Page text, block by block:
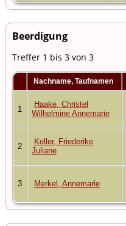
Beerdigung
Treffer 1 bis 3 von 3
Nachname, Taufnamen
1
Haake, Christel
Wilhelmine Annemarie
2
Keller, Friederike
Juliane
3 Merkel, Annemarie